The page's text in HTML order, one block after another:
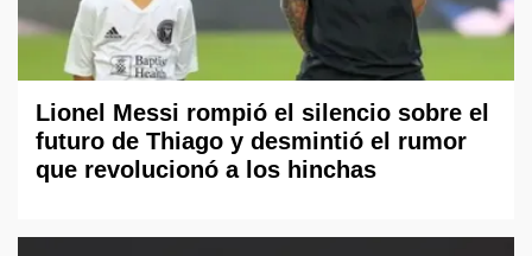
Lionel Messi rompió el silencio sobre el
futuro de Thiago y desmintió el rumor
que revolucionó a los hinchas